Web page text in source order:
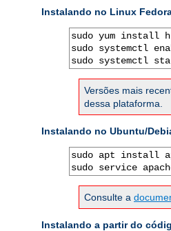
Instalando no Linux
sudo yum install
sudo systemctl
sudo systemctl
Versões mais
dessa plataforma.
Instalando no Ubuntu/
sudo apt install
sudo service
Consulte a
Instalando a partir do